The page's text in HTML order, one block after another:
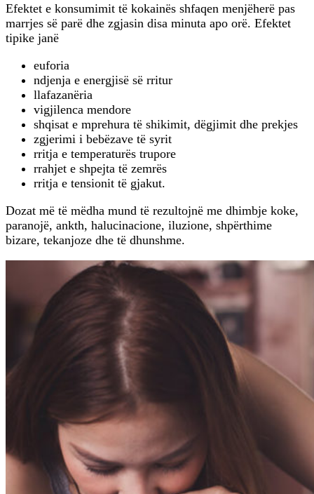
Efektet e konsumimit të kokainës shfaqen menjëherë pas
marrjes së parë dhe zgjasin disa minuta apo orë. Efektet
tipike janë
euforia
ndjenja e energjisë së rritur
llafazanëria
vigjilenca mendore
shqisat e mprehura të shikimit, dëgjimit dhe prekjes
zgjerimi i bebëzave të syrit
rritja e temperaturës trupore
rrahjet e shpejta të zemrës
rritja e tensionit të gjakut.
Dozat më të mëdha mund të rezultojnë me dhimbje koke,
paranojë, ankth, halucinacione, iluzione, shpërthime
bizare, tekanjoze dhe të dhunshme.